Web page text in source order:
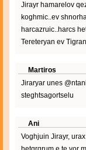
Jirayr hamarelov
koghmic..ev
harcazruic..harcs
Tereteryan ev
Martiros
Jiraryar unes
steghtsagortselu
Ani
Voghjuin Jirayr,